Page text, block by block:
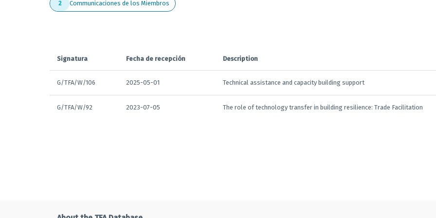
2 Communicaciones de los Miembros
Signatura Fecha de recepción Description
G/TFA/W/106 2025-05-01 Technical assistance and capacity building support
G/TFA/W/92 2023-07-05 The role of technology transfer in building resilience: Trade Facilitation